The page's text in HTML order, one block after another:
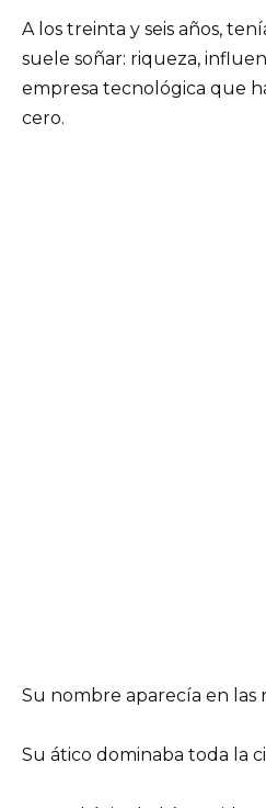
A los treinta y seis años,
suele soñar: riqueza,
empresa tecnológica que
cero.
Su nombre aparecía en las
Su ático dominaba toda la